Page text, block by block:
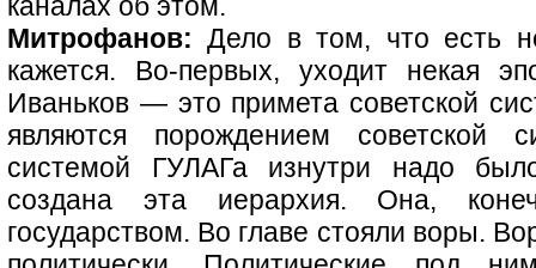
Митрофанов: Дело в том, что есть
кажется. Во-первых, уходит некая
Иваньков — это примета советской
являются порождением советской
системой ГУЛАГа изнутри надо
создана эта иерархия. Она,
государством. Во главе стояли воры.